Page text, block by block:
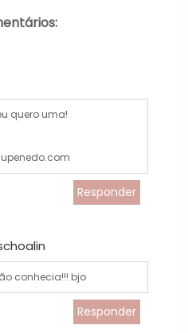
quero uma!
Responder
conhecia!!! bjo
Responder